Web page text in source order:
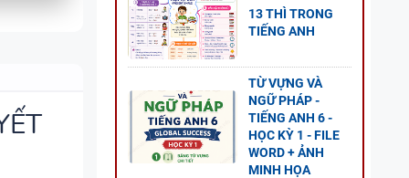
13 THÌ TRONG
TIẾNG ANH
TỪ VỰNG VÀ
NGỮ PHÁP -
TIẾNG ANH 6 -
HỌC KỲ 1 - FILE
WORD + ẢNH
MINH HỌA